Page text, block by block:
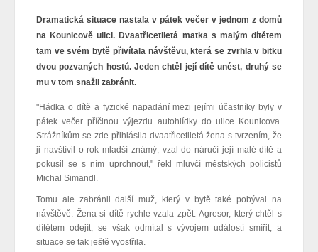
Dramatická situace nastala v pátek večer v jednom z domů
na Kounicově ulici. Dvaatřicetiletá matka s malým dítětem
tam ve svém bytě přivítalanávštěvu, která se zvrhla v bitku
dvou pozvaných hostů. Jeden chtěl její dítě unést, druhý se
mu v tom snažil zabránit.
"Hádka o dítě a fyzické napadání mezi jejími účastníky byly v
pátek večer příčinou výjezdu autohlídky do ulice Kounicova.
Strážníkům se zde přihlásila dvaatřicetiletá žena s tvrzením, že
ji navštívil o rok mladší známý, vzal do náručí její malé dítě a
pokusil se s ním uprchnout," řekl mluvčí městských policistů
Michal Simandl.
Tomu ale zabránil další muž, který v bytě také pobýval na
návštěvě. Žena si dítě rychle vzala zpět. Agresor, který chtěl s
dítětem odejít, se však odmítal s vývojem událostí smířit, a
situace se tak ještě vyostřila.